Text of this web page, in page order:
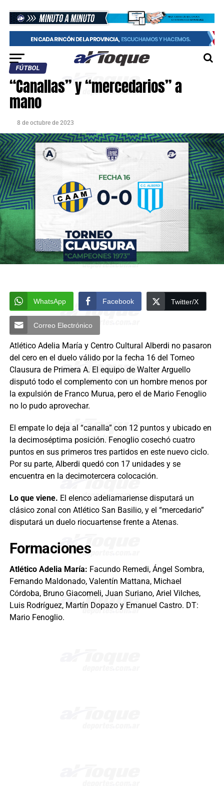
FÚTBOL
“Canallas” y “mercedarios” a
mano
8 de octubre de 2023
WhatsApp Facebook Twitter/X
Correo Electrónico
Atlético Adelia María y Centro Cultural Alberdi no pasaron
del cero en el duelo válido por la fecha 16 del Torneo
Clausura de Primera A. El equipo de Walter Arguello
disputó todo el complemento con un hombre menos por
la expulsión de Franco Murua, pero el de Mario Fenoglio
no lo pudo aprovechar.
El empate lo deja al “canalla” con 12 puntos y ubicado en
la decimoséptima posición. Fenoglio cosechó cuatro
puntos en sus primeros tres partidos en este nuevo ciclo.
Por su parte, Alberdi quedó con 17 unidades y se
encuentra en la decimotercera colocación.
Lo que viene. El elenco adeliamariense disputará un
clásico zonal con Atlético San Basilio, y el “mercedario”
disputará un duelo riocuartense frente a Atenas.
Formaciones
Atlético Adelia María: Facundo Remedi, Ángel Sombra,
Fernando Maldonado, Valentín Mattana, Michael
Córdoba, Bruno Giacomeli, Juan Suriano, Ariel Vilches,
Luis Rodríguez, Martín Dopazo y Emanuel Castro. DT:
Mario Fenoglio.